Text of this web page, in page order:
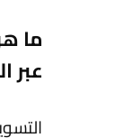
ما
عبر